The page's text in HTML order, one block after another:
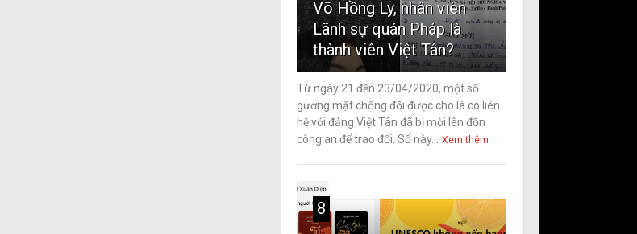
Võ Hồng Ly, nhân viên
Lãnh sự quán Pháp là
thành viên Việt Tân?
Từ ngày 21 đến 23/04/2020, một số
gương mặt chống đối được cho là có liên
hệ với đảng Việt Tân đã bị mời lên đồn
công an để trao đổi. Số này...
Xem thêm
8